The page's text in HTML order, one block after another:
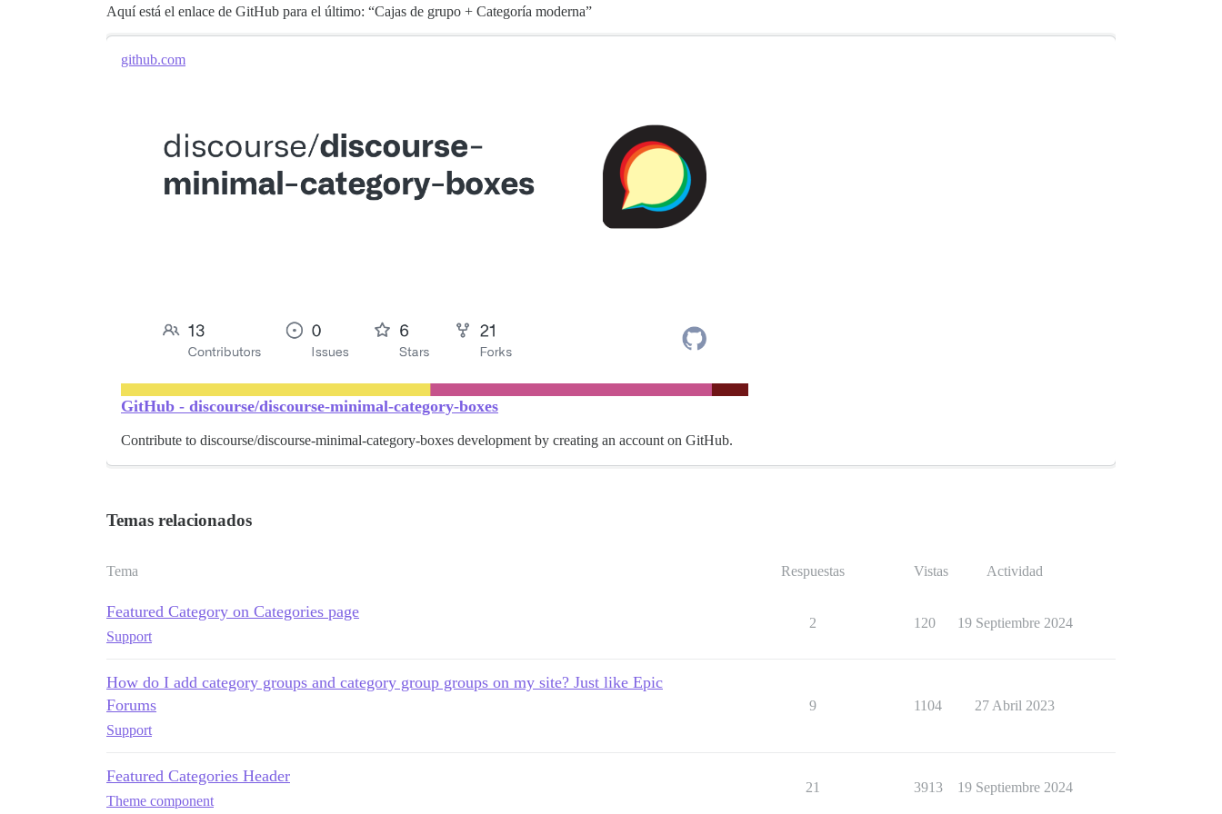
Aquí está el enlace de GitHub para el último: “Cajas de grupo + Categoría moderna”
github.com
GitHub - discourse/discourse-minimal-category-boxes
Contribute to discourse/discourse-minimal-category-boxes development by creating an account on GitHub.
Temas relacionados
Tema Respuestas Vistas Actividad
Featured Category on Categories page
Support
2 120 19 Septiembre 2024
How do I add category groups and category group groups on my site? Just like Epic
Forums
Support
9 1104 27 Abril 2023
Featured Categories Header
Theme component
21 3913 19 Septiembre 2024